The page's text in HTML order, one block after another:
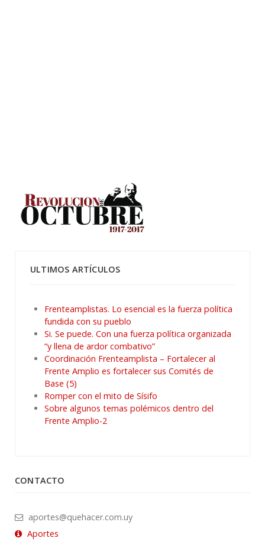
ULTIMOS ARTÍCULOS
Frenteamplistas. Lo esencial es la fuerza política
fundida con su pueblo
Si. Se puede. Con una fuerza política organizada
“y llena de ardor combativo”
Coordinación Frenteamplista – Fortalecer al
Frente Amplio es fortalecer sus Comités de
Base (5)
Romper con el mito de Sísifo
Sobre algunos temas polémicos dentro del
Frente Amplio-2
CONTACTO
aportes@quehacer.com.uy
Aportes